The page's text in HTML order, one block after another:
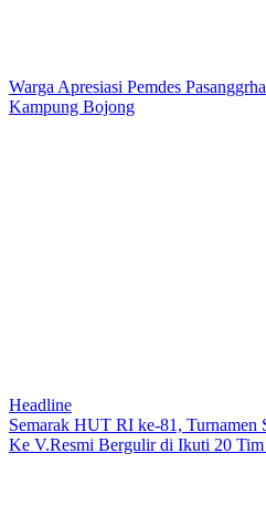
Warga Apresiasi Pemdes
Kampung Bojong
Headline
Semarak HUT RI ke-81, Turnamen
Ke V.Resmi Bergulir di Ikuti 20